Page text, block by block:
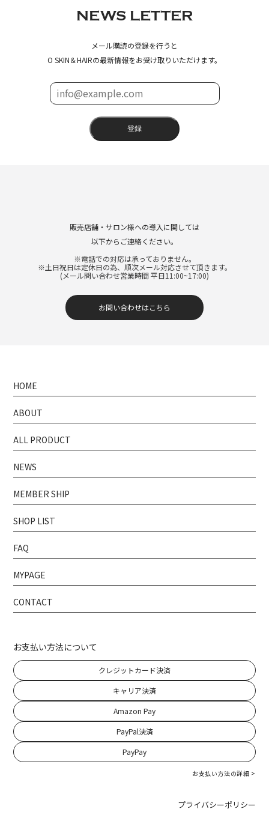
NEWS LETTER
メール購読の登録を行うと
O SKIN＆HAIRの最新情報をお受け取りいただけます。
登録
販売店舗・サロン様への導入に関しては
以下からご連絡ください。
※電話での対応は承っておりません。
※土日祝日は定休日の為、順次メール対応させて頂きます。
(メール問い合わせ営業時間 平日11:00~17:00)
お問い合わせはこちら
HOME
ABOUT
ALL PRODUCT
NEWS
MEMBER SHIP
SHOP LIST
FAQ
MYPAGE
CONTACT
お支払い方法について
クレジットカード決済
キャリア決済
Amazon Pay
PayPal決済
PayPay
お支払い方法の詳細 >
プライバシーポリシー